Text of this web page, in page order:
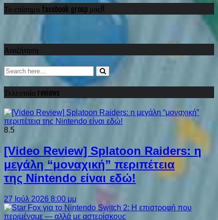
Το επίσημο facebook group μας!!
Αναζήτηση
Τελευταία reviews
8.5
[Video Review] Splatoon Raiders: η
μεγάλη “μοναχική” περιπέτεια
της Nintendo είναι εδώ!
27 Ιούλ 2026 8:00 μμ